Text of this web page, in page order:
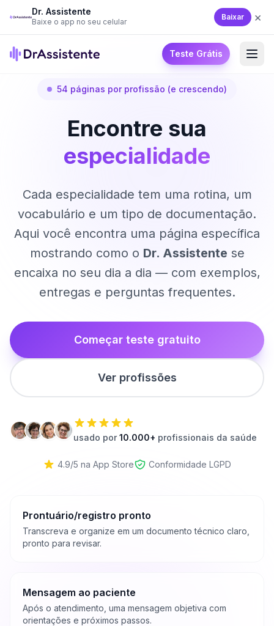
Dr. Assistente
Baixe o app no seu celular
Baixar ×
Teste Grátis
54 páginas por profissão (e crescendo)
Encontre sua
especialidade
Cada especialidade tem uma rotina, um
vocabulário e um tipo de documentação.
Aqui você encontra uma página específica
mostrando como o Dr. Assistente se
encaixa no seu dia a dia — com exemplos,
entregas e perguntas frequentes.
Começar teste gratuito
Ver profissões
usado por10.000+ profissionais da saúde
4.9/5 na App Store Conformidade LGPD
Prontuário/registro pronto
Transcreva e organize em um documento técnico claro,
pronto para revisar.
Mensagem ao paciente
Após o atendimento, uma mensagem objetiva com
orientações e próximos passos.